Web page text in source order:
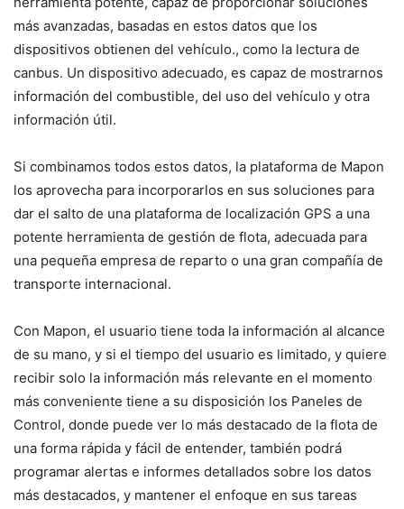
más avanzadas, basadas en estos datos que los
dispositivos obtienen del vehículo., como la lectura de
canbus. Un dispositivo adecuado, es capaz de mostrarnos
información del combustible, del uso del vehículo y otra
información útil.
Si combinamos todos estos datos, la plataforma de Mapon
los aprovecha para incorporarlos en sus soluciones para
dar el salto de una plataforma de localización GPS a una
potente herramienta de gestión de flota, adecuada para
una pequeña empresa de reparto o una gran compañía de
transporte internacional.
Con Mapon, el usuario tiene toda la información al alcance
de su mano, y si el tiempo del usuario es limitado, y quiere
recibir solo la información más relevante en el momento
más conveniente tiene a su disposición los Paneles de
Control, donde puede ver lo más destacado de la flota de
una forma rápida y fácil de entender, también podrá
programar alertas e informes detallados sobre los datos
más destacados, y mantener el enfoque en sus tareas